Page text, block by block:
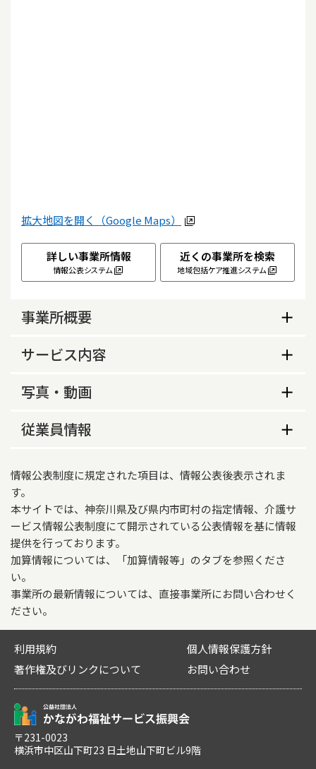
拡大地図を開く（Google Maps）
詳しい事業所情報
情報公表システム
近くの事業所を検索
地域包括ケア推進システム
事業所概要
事業所概要
月、火、水、木、金、土、祝
その他の年間休日
営業時間（平日）
08:30～17:30
営業時間（土曜）
08:30～17:30
09:00～17:30
生活保護指定の有無
あり
法人情報
法人名
株式会社メディケア－
サービス内容
サービス内容
町田市
スロープ
あり
歩行器
あり
歩行補助つえ
あり
写真・動画
事業所の特色等
従業員情報
常勤
非常勤
福祉用具専門相談員
情報公表制度に規定された項目は、情報公表後表示されま
す。
本サイトでは、神奈川県及び県内市町村の指定情報、介護サ
ービス情報公表制度にて開示されている公表情報を基に情報
提供を行っております。
加算情報については、「加算情報等」のタブを参照くださ
い。
事業所の最新情報については、直接事業所にお問い合わせく
ださい。
利用規約
個人情報保護方針
著作権及びリンクについて
お問い合わせ
〒231-0023
横浜市中区山下町23 日土地山下町ビル9階